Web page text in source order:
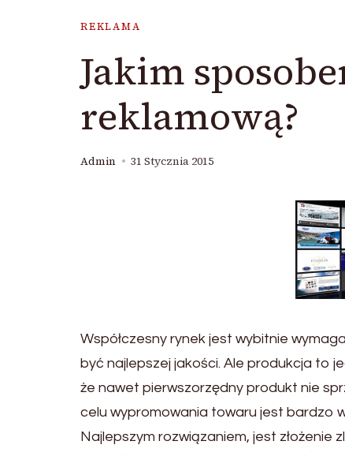
REKLAMA
Jakim
reklamową?
Admin 31 Stycznia 2015
Współczesny rynek jest wybitnie
być najlepszej jakości. Ale produkcja to
że nawet pierwszorzędny produkt nie
celu wypromowania towaru jest bardzo
Najlepszym rozwiązaniem, jest złożenie